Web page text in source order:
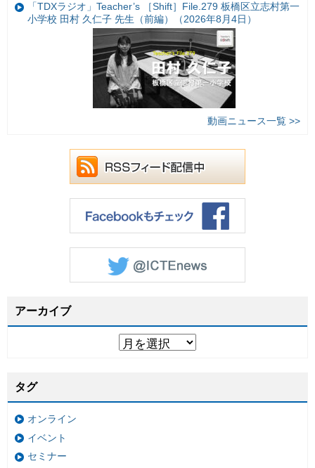
「TDXラジオ」Teacher’s ［Shift］File.279 板橋区立志村第一
小学校 田村 久仁子 先生（前編）（2026年8月4日）
動画ニュース一覧 >>
アーカイブ
タグ
オンライン
イベント
セミナー